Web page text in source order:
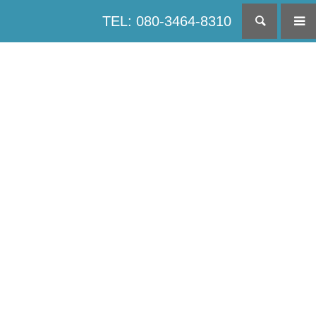
TEL: 080-3464-8310 検索